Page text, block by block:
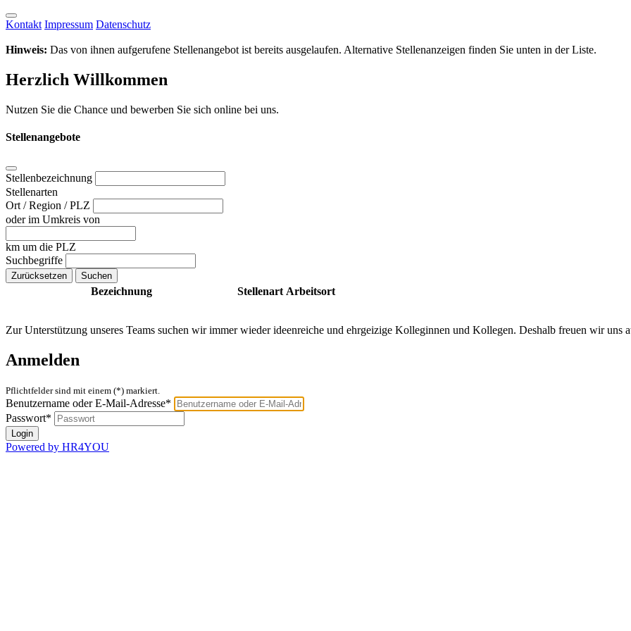
Kontakt Impressum Datenschutz
Hinweis: Das von ihnen aufgerufene Stellenangebot ist bereits ausgelaufen. Alternative Stellenanzeigen finden Sie unten in der Liste.
Herzlich Willkommen
Nutzen Sie die Chance und bewerben Sie sich online bei uns.
Stellenangebote
Stellenbezeichnung
Stellenarten
Ort / Region / PLZ
oder im Umkreis von
km um die PLZ
Suchbegriffe
Bezeichnung Stellenart Arbeitsort
Zur Unterstützung unseres Teams suchen wir immer wieder ideenreiche und ehrgeizige Kolleginnen und Kollegen. Deshalb freuen wir uns
Anmelden
Pflichtfelder sind mit einem (*) markiert.
Benutzername oder E-Mail-Adresse*
Passwort*
Powered by HR4YOU